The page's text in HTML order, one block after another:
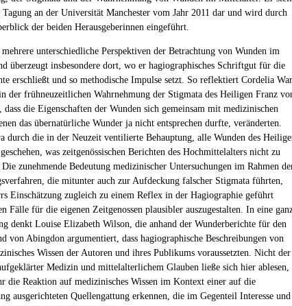
an der Universität Manchester vom Jahr 2011 dar und wird durch
der beiden Herausgeberinnen eingeführt.
unterschiedliche Perspektiven der Betrachtung von Wunden im
überzeugt insbesondere dort, wo er hagiographisches Schriftgut für die
erschließt und so methodische Impulse setzt. So reflektiert Cordelia
der frühneuzeitlichen Wahrnehmung der Stigmata des Heiligen Franz
dass die Eigenschaften der Wunden sich gemeinsam mit medizinischen
das übernatürliche Wunder ja nicht entsprechen durfte, veränderten.
durch die in der Neuzeit ventilierte Behauptung, alle Wunden des
was zeitgenössischen Berichten des Hochmittelalters nicht zu
zunehmende Bedeutung medizinischer Untersuchungen im Rahmen
die mitunter auch zur Aufdeckung falscher Stigmata führten,
Einschätzung zugleich zu einem Reflex in der Hagiographie geführt
Fälle für die eigenen Zeitgenossen plausibler auszugestalten. In eine
denkt Louise Elizabeth Wilson, die anhand der Wunderberichte für den
von Abingdon argumentiert, dass hagiographische Beschreibungen von
Wissen der Autoren und ihres Publikums voraussetzten. Nicht der
Medizin und mittelalterlichem Glauben ließe sich hier ablesen,
die Reaktion auf medizinisches Wissen im Kontext einer auf die
ausgerichteten Quellengattung erkennen, die im Gegenteil Interesse und